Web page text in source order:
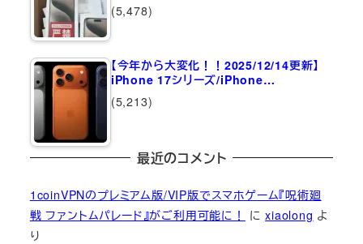
(5,478)
【今年から大変化！！2025/12/14更新】
iPhone 17シリーズ/iPhone…
(5,213)
最近のコメント
1coinVPNのプレミアム版/VIP版でスマホゲーム『呪術廻
戦 ファントムパレード』がご利用可能に！
にxiaolong よ
り